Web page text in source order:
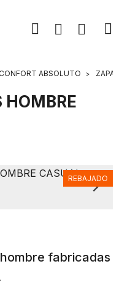
ABSOLUTO
HOMBRE
REBAJADO
fabricadas